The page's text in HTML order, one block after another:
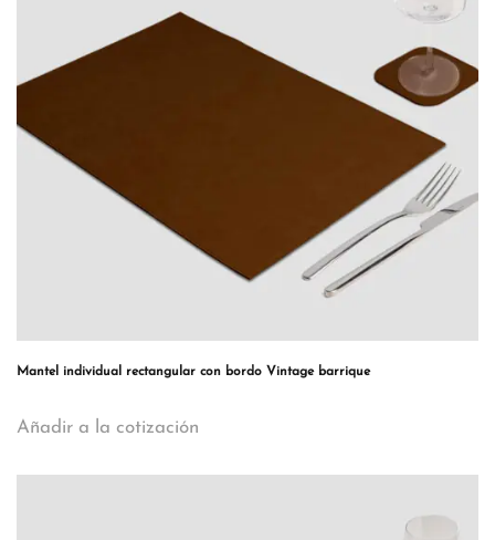
Mantel individual rectangular con bordo Vintage barrique
Añadir a la cotización